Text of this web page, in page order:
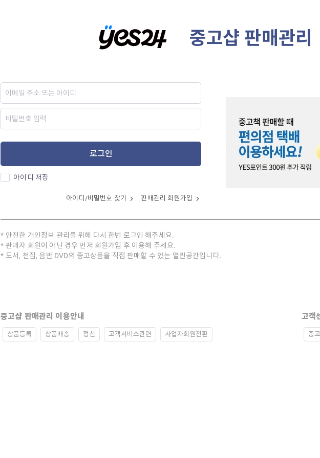
중고샵 판매관리
로그인
아이디 저장
아이디/비밀번호 찾기 판매관리 회원가입
안전한 개인정보 관리를 위해 다시 한번 로그인 해주세요.
판매자 회원이 아닌 경우 먼저 회원가입 후 이용해 주세요.
도서, 전집, 음반 DVD의 중고상품을 직접 판매할 수 있는 열린공간입니다.
중고샵 판매관리 이용안내
상품등록 상품배송 정산 고객서비스관련 사업자회원전환
고객
중